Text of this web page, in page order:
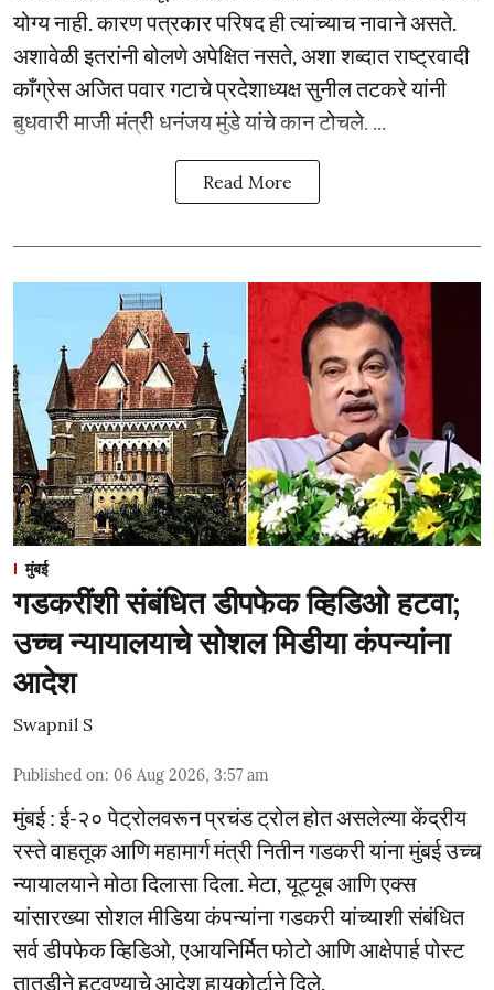
योग्य नाही. कारण पत्रकार परिषद ही त्यांच्याच नावाने असते.
अशावेळी इतरांनी बोलणे अपेक्षित नसते, अशा शब्दात राष्ट्रवादी
काँग्रेस अजित पवार गटाचे प्रदेशाध्यक्ष सुनील तटकरे यांनी
बुधवारी माजी मंत्री धनंजय मुंडे यांचे कान टोचले. ...
Read More
मुंबई
गडकरींशी संबंधित डीपफेक व्हिडिओ हटवा;
उच्च न्यायालयाचे सोशल मिडीया कंपन्यांना
आदेश
Swapnil S
Published on: 06 Aug 2026, 3:57 am
मुंबई : ई-२० पेट्रोलवरून प्रचंड ट्रोल होत असलेल्या केंद्रीय
रस्ते वाहतूक आणि महामार्ग मंत्री नितीन गडकरी यांना मुंबई उच्च
न्यायालयाने मोठा दिलासा दिला. मेटा, यूट्यूब आणि एक्स
यांसारख्या सोशल मीडिया कंपन्यांना गडकरी यांच्याशी संबंधित
सर्व डीपफेक व्हिडिओ, एआयनिर्मित फोटो आणि आक्षेपार्ह पोस्ट
तातडीने हटवण्याचे आदेश हायकोर्टाने दिले.